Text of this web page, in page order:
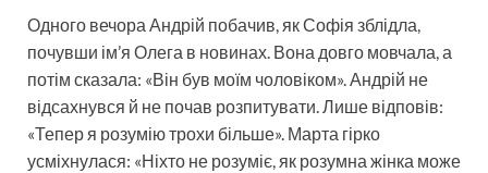
Одного вечора Андрій побачив, як Софія зблідла,
почувши ім’я Олега в новинах. Вона довго мовчала, а
потім сказала: «Він був моїм чоловіком». Андрій не
відсахнувся й не почав розпитувати. Лише відповів:
«Тепер я розумію трохи більше». Марта гірко
усміхнулася: «Ніхто не розуміє, як розумна жінка може